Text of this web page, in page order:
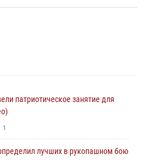
патриотическое занятие для
1
лучших в рукопашном бою